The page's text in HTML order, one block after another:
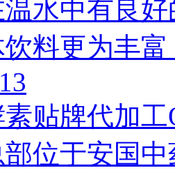
水中有良
料更为丰
贴牌代加工
部位于安国